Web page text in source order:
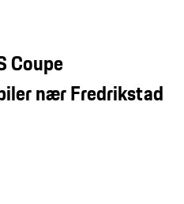
Coupe
nær Fredrikstad